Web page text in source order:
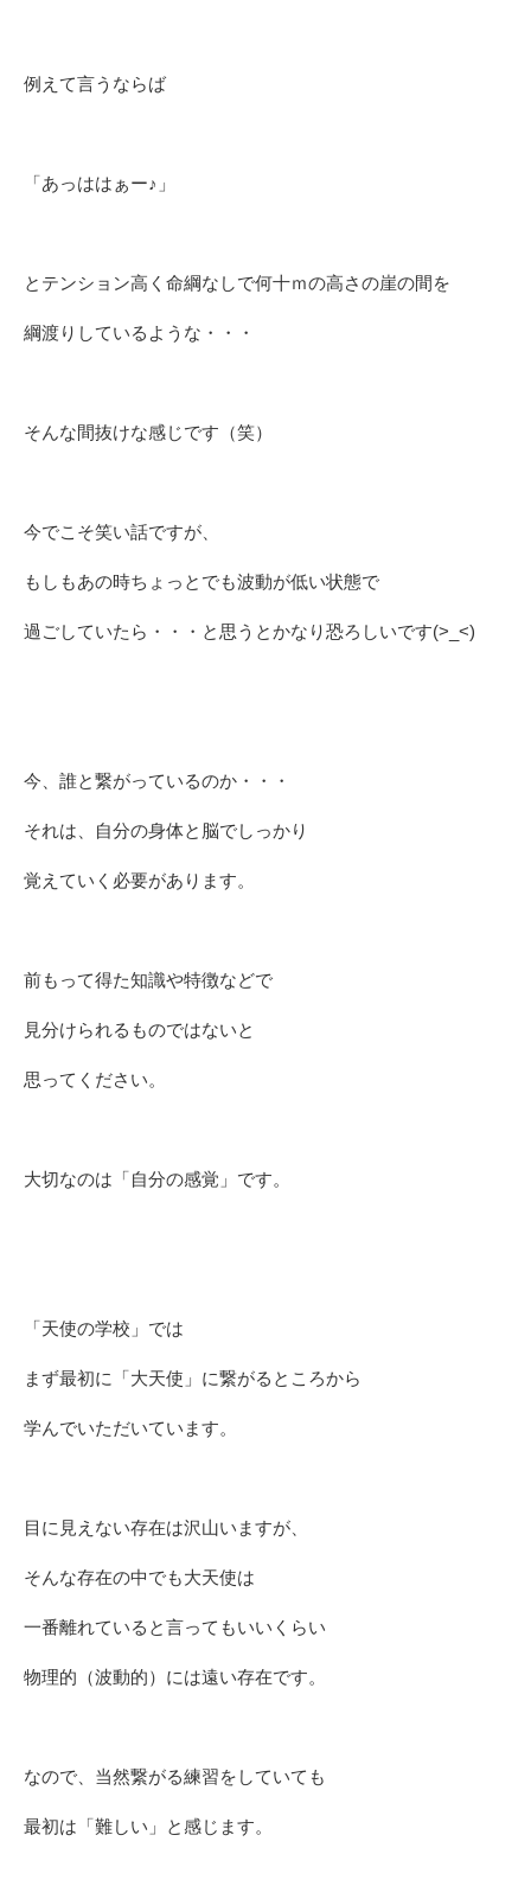
例えて言うならば
「あっははぁー♪」
とテンション高く命綱なしで何十ｍの高さの崖の間を
綱渡りしているような・・・
そんな間抜けな感じです（笑）
今でこそ笑い話ですが、
もしもあの時ちょっとでも波動が低い状態で
過ごしていたら・・・と思うとかなり恐ろしいです(>_<)
今、誰と繋がっているのか・・・
それは、自分の身体と脳でしっかり
覚えていく必要があります。
前もって得た知識や特徴などで
見分けられるものではないと
思ってください。
大切なのは「自分の感覚」です。
「天使の学校」では
まず最初に「大天使」に繋がるところから
学んでいただいています。
目に見えない存在は沢山いますが、
そんな存在の中でも大天使は
一番離れていると言ってもいいくらい
物理的（波動的）には遠い存在です。
なので、当然繋がる練習をしていても
最初は「難しい」と感じます。